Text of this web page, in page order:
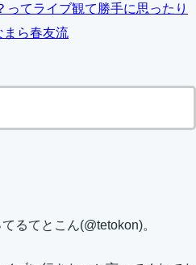
ってライブ観て勝手に思ったり
まら春友流
るてとこん(@tetokon)。